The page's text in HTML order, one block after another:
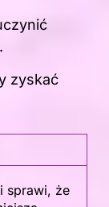
zyskać
sprawi, że